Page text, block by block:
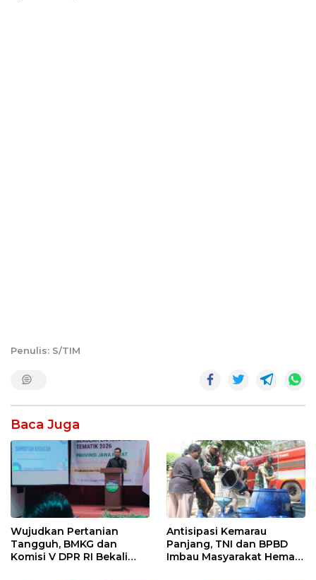
Penulis: S/TIM
Baca Juga
Wujudkan Pertanian
Tangguh, BMKG dan
Komisi V DPR RI Bekali
Antisipasi Kemarau
Panjang, TNI dan BPBD
Imbau Masyarakat Hemat